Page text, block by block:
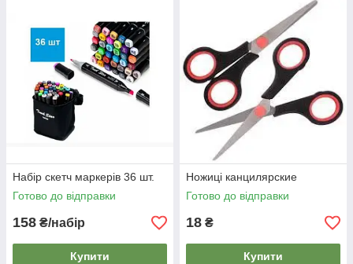
Набір скетч маркерів 36 шт.
Готово до відправки
158 ₴/набір
Купити
Ножиці канцилярские
Готово до відправки
18 ₴
Купити